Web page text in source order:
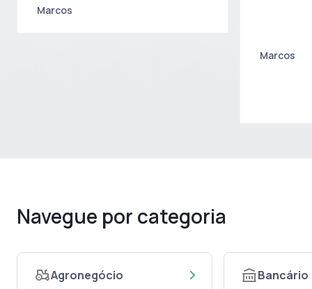
bens no Brasil
Marcos
Marcos
Navegue por categoria
Agronegócio Bancário